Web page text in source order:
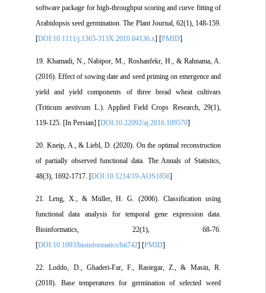
software package for high-throughput scoring and curve fitting of
Arabidopsis seed germination. The Plant Journal, 62(1), 148-159.
[DOI:10.1111/j.1365-313X.2010.04136.x] [PMID
19. Khamadi, N., Nabipor, M., Roshanfekr, H., & Rahnama, A.
(2016). Effect of sowing date and seed priming on emergence and
yield and yield components of three bread wheat cultivars
(Triticum aestivum L.). Applied Field Crops Research, 29(1),
119-125. [In Persian] [DOI:10.22092/aj.2016.109570
20. Kneip, A., & Liebl, D. (2020). On the optimal reconstruction
of partially observed functional data. The Annals of Statistics,
48(3), 1692-1717. [DOI:10.1214/19-AOS1856
21. Leng, X., & Müller, H. G. (2006). Classification using
functional data analysis for temporal gene expression data.
Bioinformatics, 22(1), 68-76.
[DOI:10.1093/bioinformatics/bti742] [PMID
22. Loddo, D., Ghaderi-Far, F., Rastegar, Z., & Masin, R.
(2018). Base temperatures for germination of selected weed